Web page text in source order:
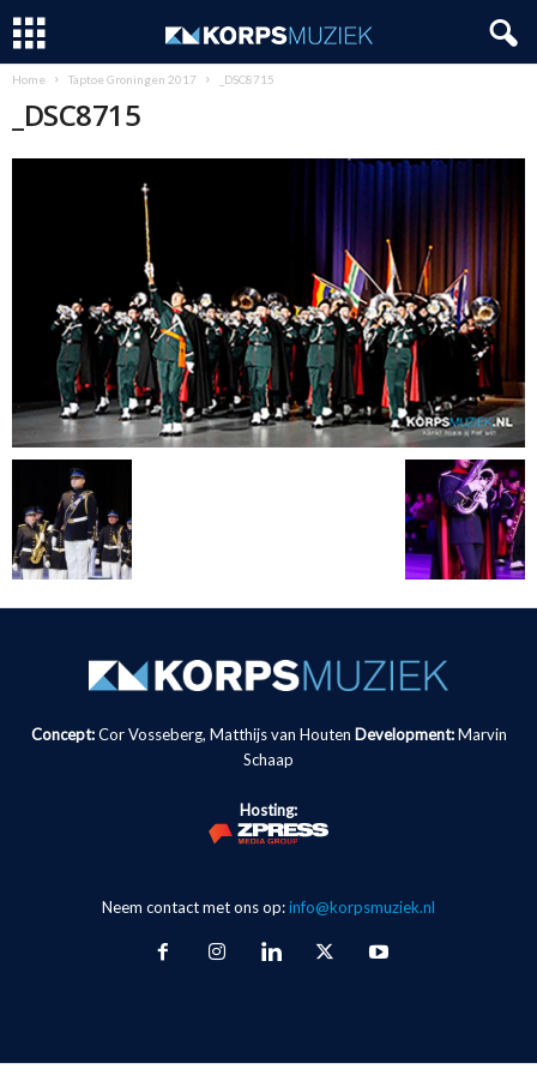
Home Taptoe Groningen 2017 _DSC8715
_DSC8715
Concept:Cor Vosseberg, Matthijs van Houten Development: Marvin
Schaap
Hosting:
Neem contact met ons op:info@korpsmuziek.nl